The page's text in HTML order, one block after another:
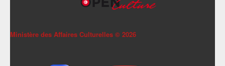
Ministère des Affaires Culturelles © 2026